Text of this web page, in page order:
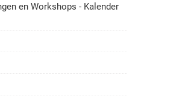
en Workshops - Kalender